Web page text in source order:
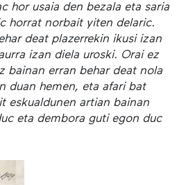
hor usaia den bezala eta saria
horrat norbait yiten delaric.
deat plazerrekin ikusi izan
izan diela uroski. Orai ez
bainan erran behar deat nola
duan hemen, eta afari bat
eskualdunen artian bainan
eta dembora guti egon duc